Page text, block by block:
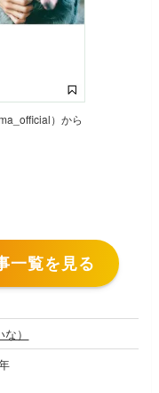
）から
一覧を見る
）